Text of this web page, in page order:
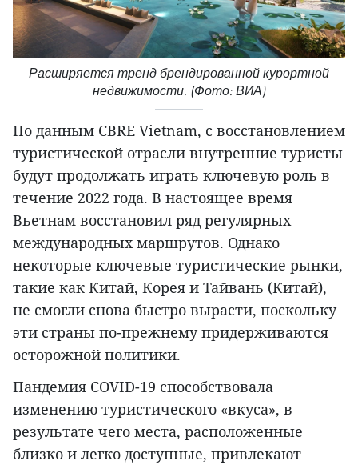
Расширяется тренд брендированной курортной
недвижимости. (Фото: ВИА)
По данным CBRE Vietnam, с восстановлением
туристической отрасли внутренние туристы
будут продолжать играть ключевую роль в
течение 2022 года. В настоящее время
Вьетнам восстановил ряд регулярных
международных маршрутов. Однако
некоторые ключевые туристические рынки,
такие как Китай, Корея и Тайвань (Китай),
не смогли снова быстро вырасти, поскольку
эти страны по-прежнему придерживаются
осторожной политики.
Пандемия COVID-19 способствовала
изменению туристического «вкуса», в
результате чего места, расположенные
близко и легко доступные, привлекают